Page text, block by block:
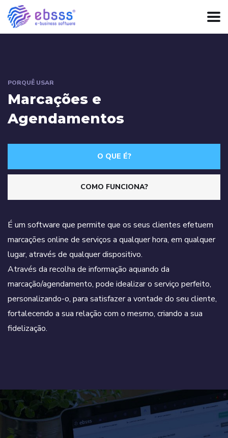
PORQUÊ USAR
Marcações e
Agendamentos
O QUE É?
COMO FUNCIONA?
É um software que permite que os seus clientes efetuem
marcações online de serviços a qualquer hora, em qualquer
lugar, através de qualquer dispositivo.
Através da recolha de informação aquando da
marcação/agendamento, pode idealizar o serviço perfeito,
personalizando-o, para satisfazer a vontade do seu cliente,
fortalecendo a sua relação com o mesmo, criando a sua
fidelização.